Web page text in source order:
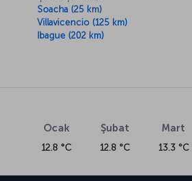
Soacha (25 km)
Villavicencio (125 km)
Ibague (202 km)
Ocak
12.8 °C
Şubat
12.8 °C
Mart
13.3 °C